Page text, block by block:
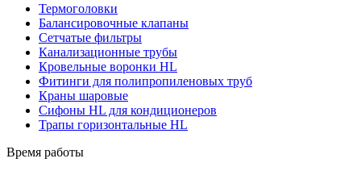
Термоголовки
Балансировочные клапаны
Сетчатые фильтры
Канализационные трубы
Кровельные воронки HL
Фитинги для полипропиленовых труб
Краны шаровые
Сифоны HL для кондиционеров
Трапы горизонтальные HL
Время работы